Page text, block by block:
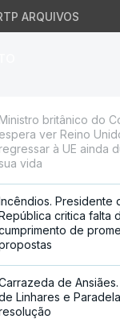
ARQUIVOS
Ministro britânico do
espera ver Reino
regressar à UE ainda
sua vida
Presidente
critica falta
de
de
Linhares e